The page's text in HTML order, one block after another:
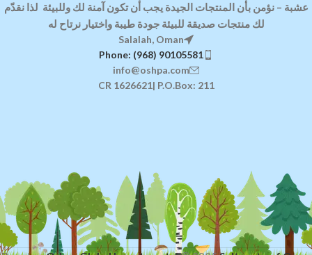
عشبة –نؤمن بأن المنتجات الجيدة يجب أن تكون آمنة لك وللبيئة لذا نقدّم
لك منتجات صديقة للبيئةجودة طيبة واختيار نرتاح له
Salalah, Oman
Phone: (968) 90105581
info@oshpa.com
CR 1626621| P.O.Box: 211